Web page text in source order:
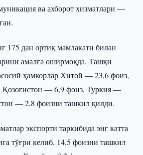
ва ахборот хизматлари —
175 дан ортиқ мамлакати билан
амалга оширмоқда. Ташқи
ҳамкорлар Хитой — 23,6 фоиз,
Қозоғистон — 6,9 фоиз, Туркия —
— 2,8 фоизни ташкил қилди.
экспорти таркибида энг катта
тўғри келиб, 14,5 фоизни ташкил